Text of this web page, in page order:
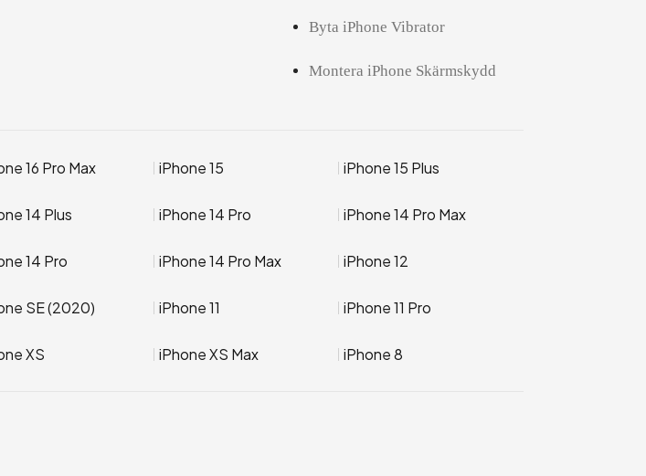
Byta iPhone Vibrator
Montera iPhone Skärmskydd
16 Pro Max iPhone 15 iPhone 15 Plus
14 Plus iPhone 14 Pro iPhone 14 Pro Max
14 Pro iPhone 14 Pro Max iPhone 12
SE (2020) iPhone 11 iPhone 11 Pro
XS iPhone XS Max iPhone 8